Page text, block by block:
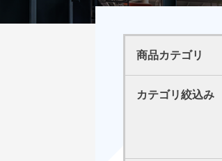
商品カテゴリ
カテゴリ絞込み